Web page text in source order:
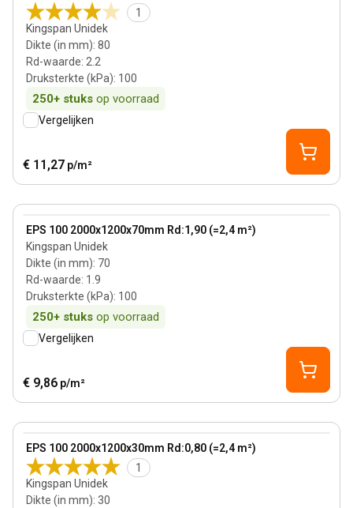
1
Kingspan Unidek
Dikte (in mm): 80
Rd-waarde: 2.2
Druksterkte (kPa): 100
250+ stuks op voorraad
Vergelijken
€ 11,27 p/m²
EPS 100 2000x1200x70mm Rd:1,90 (=2,4 m²)
Kingspan Unidek
Dikte (in mm): 70
Rd-waarde: 1.9
Druksterkte (kPa): 100
250+ stuks op voorraad
View product
Vergelijken
€ 9,86 p/m²
EPS 100 2000x1200x30mm Rd:0,80 (=2,4 m²)
1
Kingspan Unidek
Dikte (in mm): 30
View product